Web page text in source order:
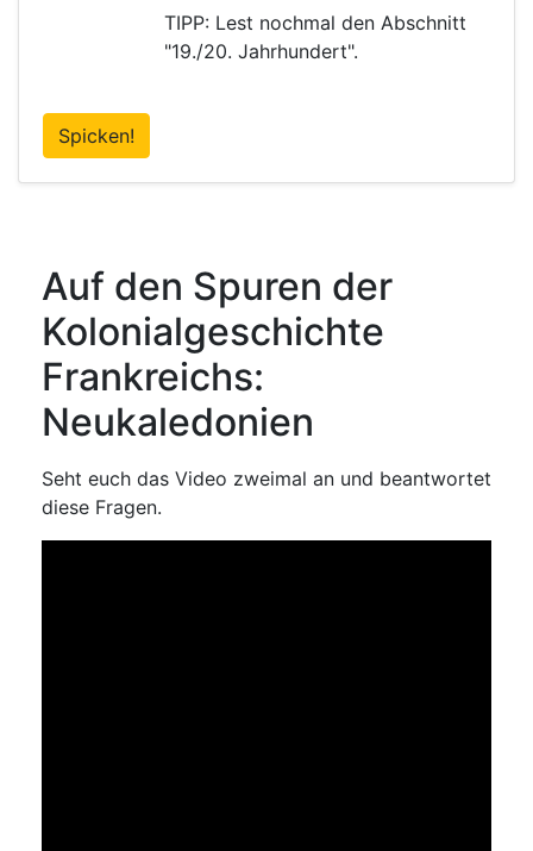
TIPP: Lest nochmal den Abschnitt
"19./20. Jahrhundert".
Spicken!
Auf den Spuren der
Kolonialgeschichte
Frankreichs:
Neukaledonien
Seht euch das Video zweimal an und beantwortet
diese Fragen.